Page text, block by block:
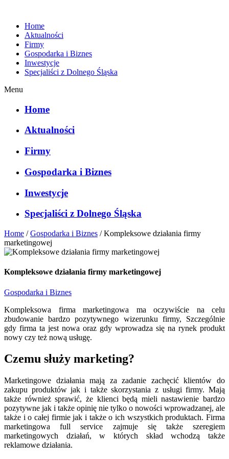
Home
Aktualności
Firmy
Gospodarka i Biznes
Inwestycje
Specjaliści z Dolnego Śląska
Menu
Home
Aktualności
Firmy
Gospodarka i Biznes
Inwestycje
Specjaliści z Dolnego Śląska
Home /Gospodarka i Biznes /Kompleksowe działania firmy
marketingowej
Kompleksowe działania firmy marketingowej
Gospodarka i Biznes
Kompleksowa firma marketingowa ma oczywiście na celu
zbudowanie bardzo pozytywnego wizerunku firmy, Szczególnie
gdy firma ta jest nowa oraz gdy wprowadza się na rynek produkt
nowy czy też nową usługę.
Czemu służy marketing?
Marketingowe działania mają za zadanie zachęcić klientów do
zakupu produktów jak i także skorzystania z usługi firmy. Mają
także również sprawić, że klienci będą mieli nastawienie bardzo
pozytywne jak i także opinię nie tylko o nowości wprowadzanej, ale
także i o całej firmie jak i także o ich wszystkich produktach. Firma
marketingowa full service zajmuje się także szeregiem
marketingowych działań, w których skład wchodzą także
reklamowe działania.